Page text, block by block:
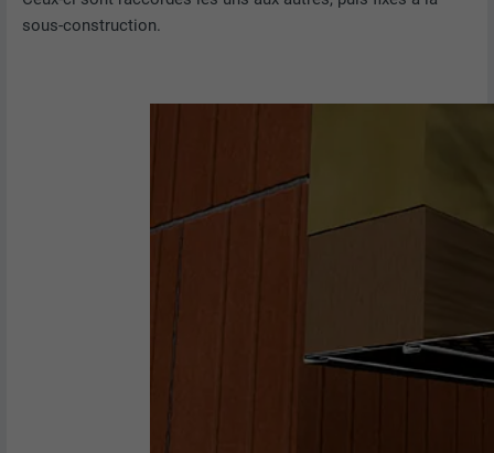
sous-construction.